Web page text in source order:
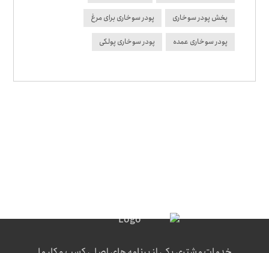
پخش پودر سوخاری پودر سوخاری برای مرغ
پودر سوخاری عمده پودر سوخاری پولکی